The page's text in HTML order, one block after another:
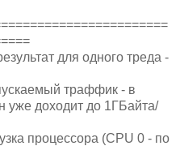
для одного треда -
траффик - в
уже доходит до 1ГБайта/
процессора (CPU 0 - по